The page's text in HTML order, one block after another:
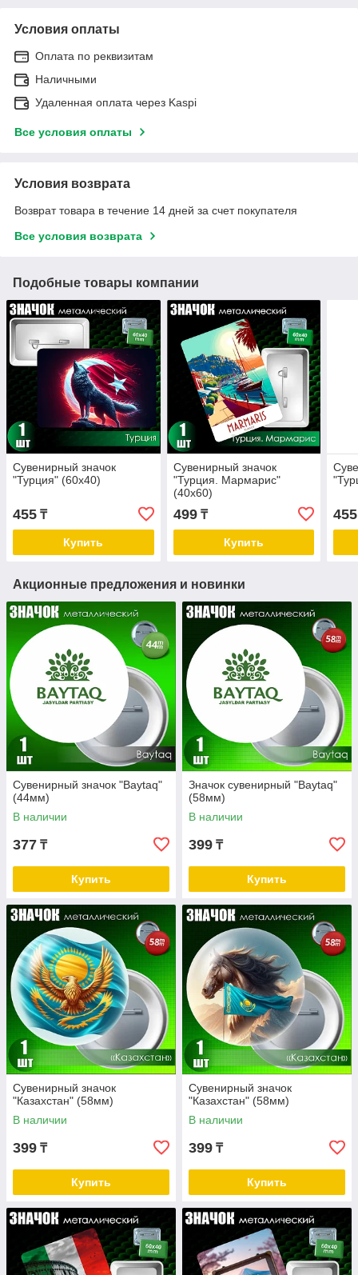
Условия оплаты
Оплата по реквизитам
Наличными
Удаленная оплата через Kaspi
Все условия оплаты
Условия возврата
Возврат товара в течение 14 дней за счет покупателя
Все условия возврата
Подобные товары компании
Сувенирный значок
"Турция" (60х40)
455 ₸
Купить
Сувенирный значок
"Турция. Мармарис"
(40х60)
499₸
Купить
455
Акционные предложения и новинки
Сувенирный значок "Baytaq"
(44мм)
В наличии
377 ₸
Купить
Значок сувенирный "Baytaq"
(58мм)
В наличии
399 ₸
Купить
Сувенирный значок
"Казахстан" (58мм)
В наличии
399 ₸
Купить
Сувенирный значок
"Казахстан" (58мм)
В наличии
399 ₸
Купить